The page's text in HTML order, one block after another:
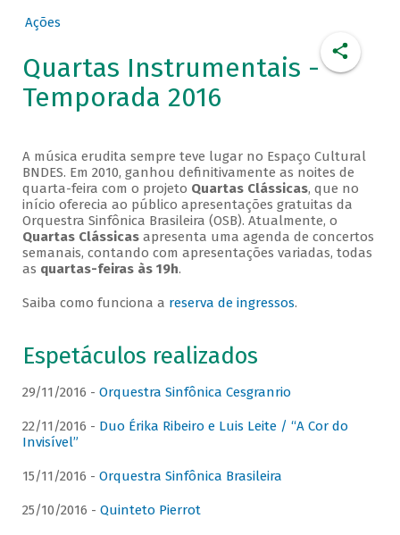
Ações
Quartas Instrumentais -
Temporada 2016
A música erudita sempre teve lugar no Espaço Cultural
BNDES. Em 2010, ganhou definitivamente as noites de
quarta-feira com o projeto Quartas Clássicas, que no
início oferecia ao público apresentações gratuitas da
Orquestra Sinfônica Brasileira (OSB). Atualmente, o
Quartas Clássicasapresenta uma agenda de concertos
semanais, contando com apresentações variadas, todas
as quartas-feiras às 19h.
Saiba como funciona a reserva de ingressos.
Espetáculos realizados
29/11/2016 - Orquestra Sinfônica Cesgranrio
22/11/2016 - Duo Érika Ribeiro e Luis Leite / “A Cor do
Invisível”
15/11/2016 - Orquestra Sinfônica Brasileira
25/10/2016 - Quinteto Pierrot